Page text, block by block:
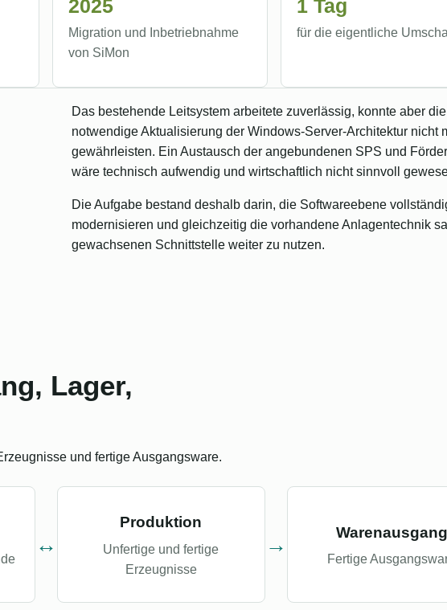
2025
Migration und Inbetriebnahme
von SiMon
1 Tag
für die eigentliche
Das bestehende Leitsystem arbeitete zuverlässig, konnte aber die
notwendige Aktualisierung der Windows-Server-Architektur nicht
gewährleisten. Ein Austausch der angebundenen SPS und
wäre technisch aufwendig und wirtschaftlich nicht sinnvoll
Die Aufgabe bestand deshalb darin, die Softwareebene
modernisieren und gleichzeitig die vorhandene Anlagentechnik
gewachsenen Schnittstelle weiter zu nutzen.
Lager,
und fertige Ausgangsware.
↔
Produktion
Unfertige und fertige
Erzeugnisse
→
Warenausgang
Fertige